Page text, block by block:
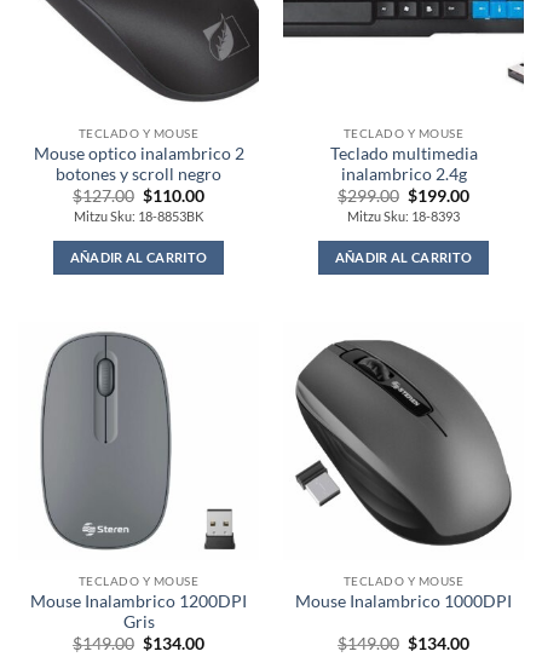
TECLADO Y MOUSE
Mouse optico inalambrico 2
botones y scroll negro
$127.00 Original
price
was:
$127.00.
$110.00Current
$110.00.
Mitzu Sku: 18-8853BK
AÑADIR AL CARRITO
TECLADO Y MOUSE
Teclado multimedia
inalambrico 2.4g
$299.00 Original
price
was:
$299.00.
$199.00Current
$199.00.
Mitzu Sku: 18-8393
AÑADIR AL CARRITO
TECLADO Y MOUSE
Mouse Inalambrico 1200DPI
Gris
$149.00 Original
$134.00Current
TECLADO Y MOUSE
Mouse Inalambrico 1000DPI
$149.00 Original
$134.00Current